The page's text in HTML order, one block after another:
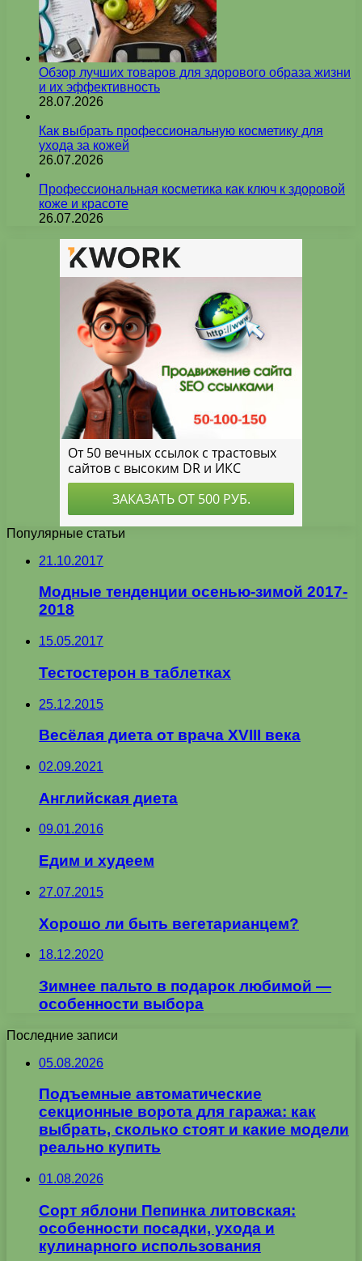
Обзор лучших товаров для здорового образа жизни
и их эффективность
28.07.2026
Как выбрать профессиональную косметику для
ухода за кожей
26.07.2026
Профессиональная косметика как ключ к здоровой
коже и красоте
26.07.2026
Популярные статьи
21.10.2017
Модные тенденции осенью-зимой 2017-
2018
15.05.2017
Тестостерон в таблетках
25.12.2015
Весёлая диета от врача XVIII века
02.09.2021
Английская диета
09.01.2016
Едим и худеем
27.07.2015
Хорошо ли быть вегетарианцем?
18.12.2020
Зимнее пальто в подарок любимой —
особенности выбора
Последние записи
05.08.2026
Подъемные автоматические
секционные ворота для гаража: как
выбрать, сколько стоят и какие модели
реально купить
01.08.2026
Сорт яблони Пепинка литовская:
особенности посадки, ухода и
кулинарного использования